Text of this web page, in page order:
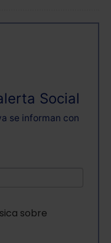
Social
se informan con
sobre